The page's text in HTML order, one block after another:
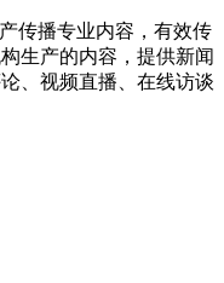
传播专业内容，有效传
生产的内容，提供新闻
、视频直播、在线访谈